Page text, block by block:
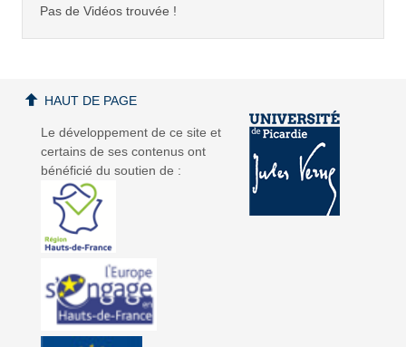
Pas de Vidéos trouvée !
Le développement de ce site et
certains de ses contenus ont
bénéficié du soutien de :
HAUT DE PAGE